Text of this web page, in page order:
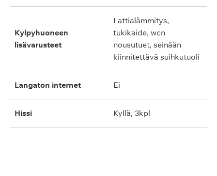
kylpyhuoneen
lisävarusteet
lattialämmitys,
tukikaide, wcn
nousutuet, seinään
kiinnitettävä suihkutuoli
langaton internet ei
hissi kyllä, 3kpl